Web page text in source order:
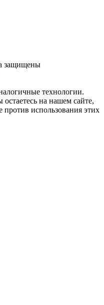
защищены
технологии.
на нашем сайте,
против использования этих